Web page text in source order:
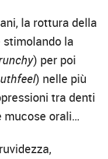
la rottura della
la
) per poi
) nelle più
tra denti
mucose orali…